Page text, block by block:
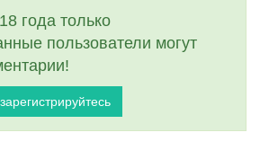
года только
пользователи могут